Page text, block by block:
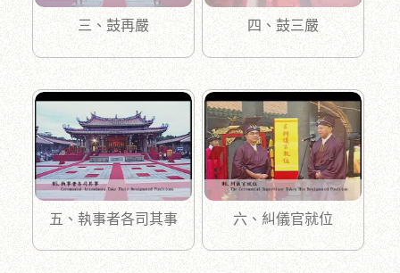
三、鼓再嚴 四、鼓三嚴
五、執事者各司其事 六、糾儀官就位